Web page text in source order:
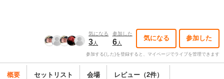
気になる
3人
参加した
6人
気になる 参加した
参加する(した)を登録すると、マイページでライブを管理できます
概要 セットリスト 会場 レビュー（2件）